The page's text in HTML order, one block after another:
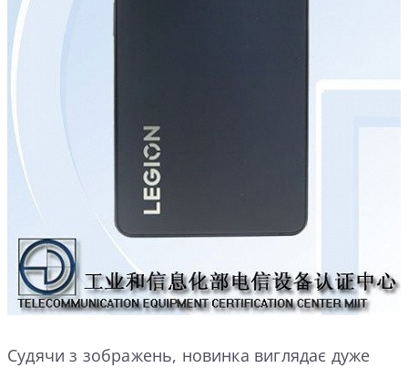
Судячи з зображень, новинка виглядає дуже